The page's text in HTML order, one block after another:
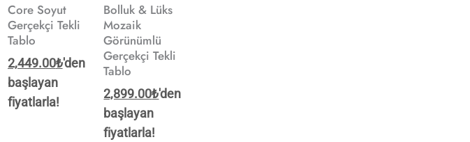
Core Soyut
Gerçekçi Tekli
Tablo
2,449.00₺'den
başlayan
fiyatlarla!
Bolluk & Lüks
Mozaik
Görünümlü
Gerçekçi Tekli
Tablo
2,899.00₺'den
başlayan
fiyatlarla!